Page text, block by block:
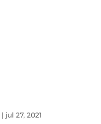
| jul 27, 2021